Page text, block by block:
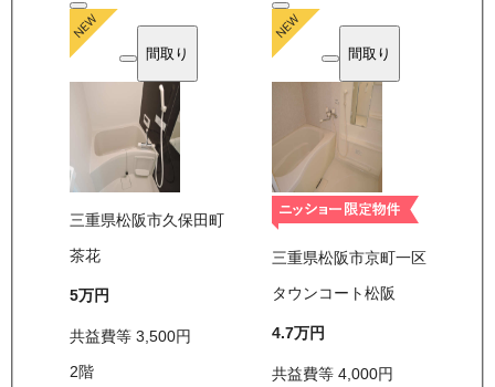
間取り
三重県松阪市久保田町
茶花
5万円
共益費等 3,500円
2階
間取り
三重県松阪市京町一区
タウンコート松阪
4.7万円
共益費等4,000円